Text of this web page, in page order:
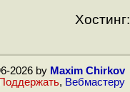
Хостинг:
2026 by Maxim Chirkov
Поддержать, Вебмастеру